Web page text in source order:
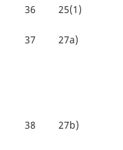
36 25(1)
37 27a)
38 27b)